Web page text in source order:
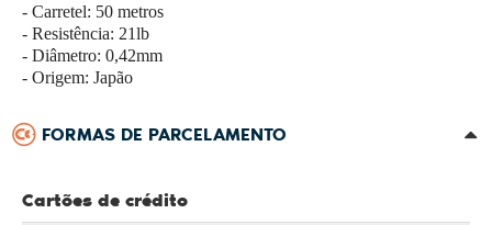
- Carretel: 50 metros
- Resistência: 21lb
- Diâmetro: 0,42mm
- Origem: Japão
FORMAS DE PARCELAMENTO
Cartões de crédito